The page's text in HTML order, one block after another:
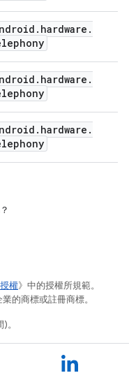
. hardware .
. hardware .
. hardware .
權》中的授權所規範。
的商標或註冊商標。